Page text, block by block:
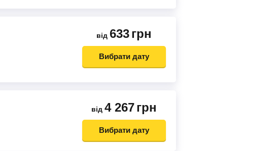
від 633грн
Вибрати дату
від 4 267грн
Вибрати дату